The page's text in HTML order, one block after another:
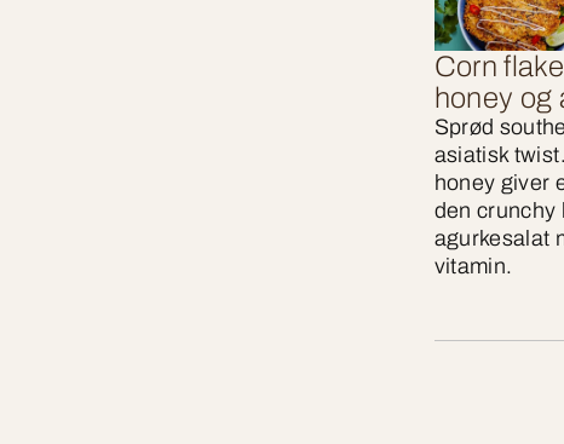
Corn
honey og
Sprød
asiatisk
honey giver
den crunchy
agurkesalat
vitamin.